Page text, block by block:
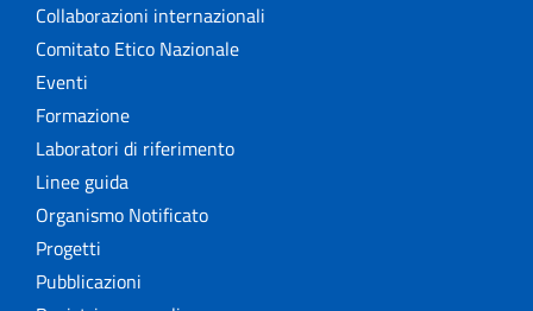
Collaborazioni internazionali
Comitato Etico Nazionale
Eventi
Formazione
Laboratori di riferimento
Linee guida
Organismo Notificato
Progetti
Pubblicazioni